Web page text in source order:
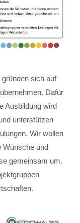
sich auf
Dafür
Ausbildung wird
unterstützen
Wir wollen
Wünsche und
gemeinsam um.